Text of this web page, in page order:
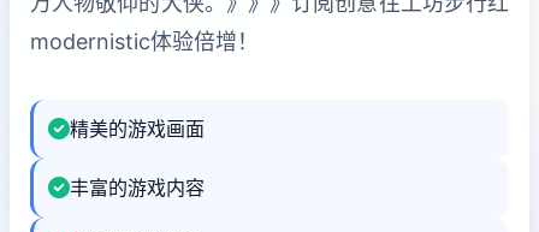
modernistic体验倍增！
精美的游戏画面
丰富的游戏内容